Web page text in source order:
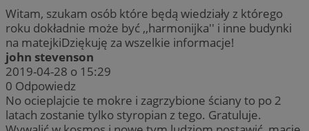
Witam, szukam osób które będą wiedziały z którego
roku dokładnie może być ,,harmonijka'' i inne budynki
na matejkiDziękuję za wszelkie informacje!
john stevenson
2019-04-28 o 15:29
0 Odpowiedz
No ocieplajcie te mokre i zagrzybione ściany to po 2
latach zostanie tylko styropian z tego. Gratuluje.